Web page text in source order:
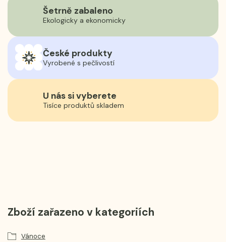
Šetrně zabaleno
Ekologicky a ekonomicky
České produkty
Vyrobené s pečlivostí
U nás si vyberete
Tisíce produktů skladem
Zboží zařazeno v kategoriích
Vánoce